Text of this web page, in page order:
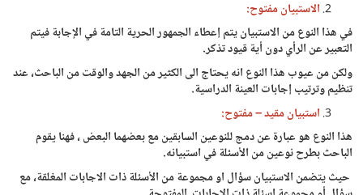
الاستبيان مفتوح:
في هذا النوع من الاستبيان يتم إعطاء الجمهور الحرية التامة في الإجابة فيتم
التعبير عن الرأي دون أية قيود تذكر.
ولكن من عيوب هذا النوع انه يحتاج الى الكثير من الجهد والوقت من الباحث، عند
تنظيم وترتيب إجابات العينة الدراسية.
استبيان مقيد – مفتوح:
هذا النوع هو عبارة عن دمج للنوعين السابقين مع بعضهما البعض ، فهنا يقوم
الباحث بطرح نوعين من الأسئلة في استبيانه.
حيث يتضمن الاستبيان سؤال او مجموعة من الأسئلة ذات الاجابات المغلقة، مع